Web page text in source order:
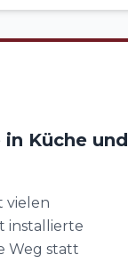
in Küche und
vielen
installierte
Weg statt